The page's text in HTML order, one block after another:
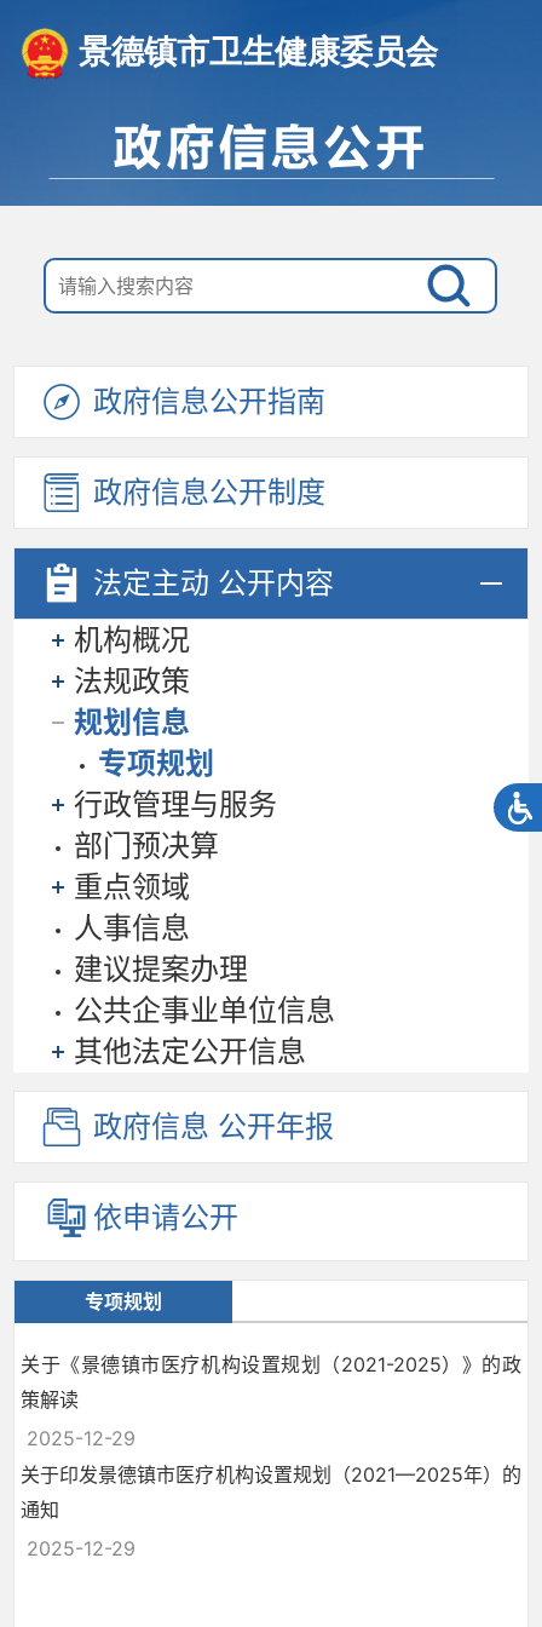
景德镇市卫生健康委员会
政府信息公开指南
政府信息公开制度
法定主动 公开内容
机构概况
法规政策
规划信息
专项规划
行政管理与服务
部门预决算
重点领域
人事信息
建议提案办理
公共企事业单位信息
其他法定公开信息
政府信息 公开年报
依申请公开
专项规划
关于《景德镇市医疗机构设置规划（2021-2025）》的政
策解读
2025-12-29
关于印发景德镇市医疗机构设置规划（2021—2025年）的
通知
2025-12-29